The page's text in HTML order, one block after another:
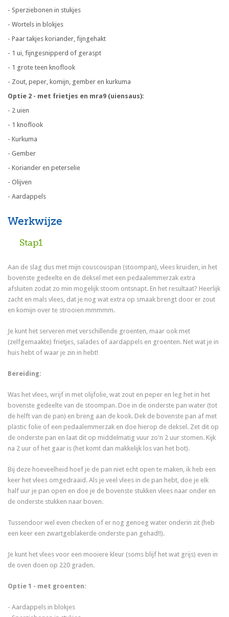
- Sperziebonen in stukjes
- Wortels in blokjes
- Paar takjes koriander, fijngehakt
- 1 ui, fijngesnipperd of geraspt
- 1 grote teen knoflook
- Zout, peper, komijn, gember en kurkuma
Optie 2 - met frietjes en mra9 (uiensaus):
- 2 uien
- 1 knoflook
- Kurkuma
- Gember
- Koriander en peterselie
- Olijven
- Aardappels
Werkwijze
Stap1
Aan de slag dus met mijn couscouspan (stoompan), vlees kruiden, in het
bovenste gedeelte en de deksel met een pedaalemmerzak extra
afsluiten zodat zo min mogelijk stoom ontsnapt. En het resultaat? Heerlijk
zacht en mals vlees, dat je nog wat extra op smaak brengt door er zout
en komijn over te strooien mmmmm.
Je kunt het serveren met verschillende groenten, maar ook met
(zelfgemaakte) frietjes, salades of aardappels en groenten. Net wat je in
huis hebt of waar je zin in hebt!
Bereiding:
Was het vlees, wrijf in met olijfolie, wat zout en peper en leg het in het
bovenste gedeelte van de stoompan. Doe in de onderste pan water (tot
de helft van de pan) en breng aan de kook. Dek de bovenste pan af met
plastic folie of een pedaalemmerzak en doe hierop de deksel. Zet dit op
de onderste pan en laat dit op middelmatig vuur zo'n 2 uur stomen. Kijk
na 2 uur of het gaar is (het komt dan makkelijk los van het bot).
Bij deze hoeveelheid hoef je de pan niet echt open te maken, ik heb een
keer het vlees omgedraaid. Als je veel vlees in de pan hebt, doe je elk
half uur je pan open en doe je de bovenste stukken vlees naar onder en
de onderste stukken naar boven.
Tussendoor wel even checken of er nog genoeg water onderin zit (heb
een keer een zwartgeblakerde onderste pan gehad!!).
Je kunt het vlees voor een mooiere kleur (soms blijf het wat grijs) even in
de oven doen op 220 graden.
Optie 1 - met groenten:
- Aardappels in blokjes